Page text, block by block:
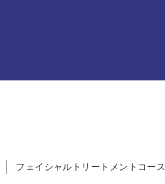
フェイシャルトリートメントコース